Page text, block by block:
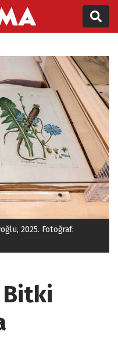
2025. Fotoğraf:
Bitki